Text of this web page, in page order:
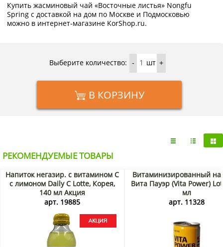
Купить жасминовый чай «Восточные листья» Nongfu
Spring с доставкой на дом по Москве и Подмосковью
можно в интернет-магазине KorShop.ru.
Выберите количество: - шт +
В КОРЗИНУ
РЕКОМЕНДУЕМЫЕ ТОВАРЫ
Напиток негазир. с витамином С
с лимоном Daily C Lotte, Корея,
140 мл Акция
арт. 19885
Витаминизированный
Вита Пауэр (Vita Power)
мл
арт. 11328